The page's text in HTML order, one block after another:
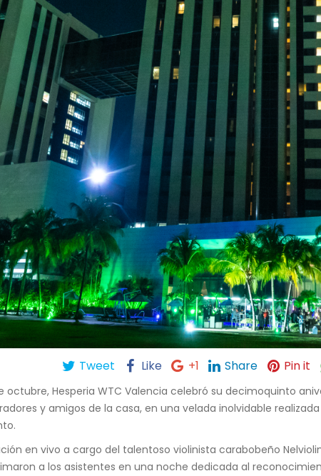
Tweet Like +1 Share Pin it
octubre, Hesperia WTC Valencia celebró su decimoquinto
y amigos de la casa, en una velada inolvidable
en vivo a cargo del talentoso violinista carabobeño
a los asistentes en una noche dedicada al